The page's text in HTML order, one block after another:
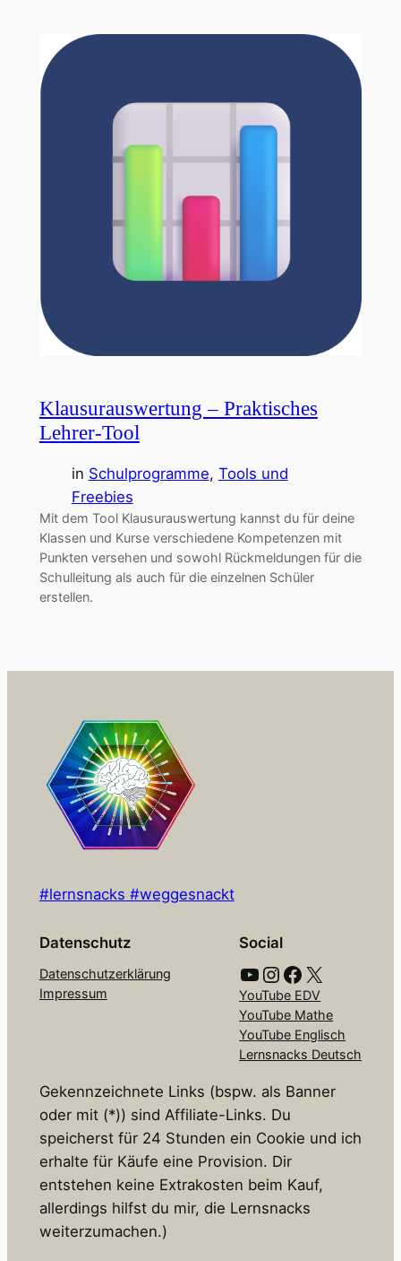
Klausurauswertung – Praktisches
Lehrer-Tool
in Schulprogramme, Tools und
Freebies
Mit dem Tool Klausurauswertung kannst du für deine
Klassen und Kurse verschiedene Kompetenzen mit
Punkten versehen und sowohl Rückmeldungen für die
Schulleitung als auch für die einzelnen Schüler
erstellen.
#lernsnacks #weggesnackt
Datenschutz
Datenschutzerklärung
Impressum
Social
YouTube Instagram Facebook X
YouTube EDV
YouTube Mathe
YouTube Englisch
Lernsnacks Deutsch
Gekennzeichnete Links (bspw. als Banner
oder mit (*)) sind Affiliate-Links. Du
speicherst für 24 Stunden ein Cookie und ich
erhalte für Käufe eine Provision. Dir
entstehen keine Extrakosten beim Kauf,
allerdings hilfst du mir, die Lernsnacks
weiterzumachen.)